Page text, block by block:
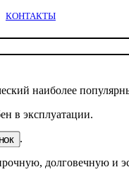
КОНТАКТЫ
наиболее
в эксплуатации.
долговечную и